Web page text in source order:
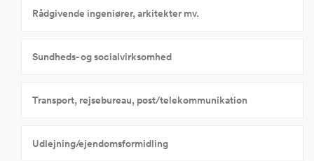
Rådgivende ingeniører, arkitekter mv.
Sundheds- og socialvirksomhed
Transport, rejsebureau, post/telekommunikation
Udlejning/ejendomsformidling